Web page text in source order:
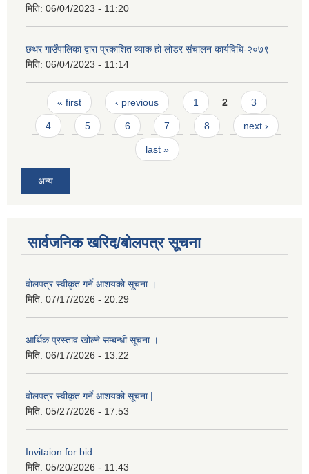
मिति: 06/04/2023 - 11:20
छथर गाउँपालिका द्वारा प्रकाशित व्याक हो लोडर संचालन कार्यविधि-२०७९
मिति: 06/04/2023 - 11:14
Pages
« first ‹ previous 1 2 3
4 5 6 7 8 next ›
last »
अन्य
सार्वजनिक खरिद/बोलपत्र सूचना
वोलपत्र स्वीकृत गर्ने आशयको सूचना ।
मिति: 07/17/2026 - 20:29
आर्थिक प्रस्ताव खोल्ने सम्बन्धी सूचना ।
मिति: 06/17/2026 - 13:22
वोलपत्र स्वीकृत गर्ने आशयको सूचना |
मिति: 05/27/2026 - 17:53
Invitaion for bid.
मिति: 05/20/2026 - 11:43